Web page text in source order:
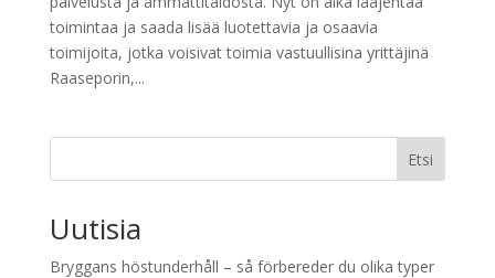
toimintaa ja saada lisää luotettavia ja osaavia
toimijoita, jotka voisivat toimia vastuullisina yrittäjinä
Raaseporin,...
Etsi
Uutisia
Bryggans höstunderhåll – så förbereder du olika typer